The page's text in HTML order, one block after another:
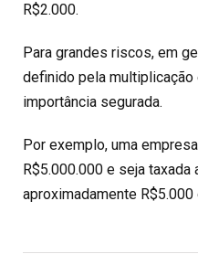
R$2.000.
Para grandes riscos, em
definido pela multiplicação
importância segurada.
Por exemplo, uma
R$5.000.000 e seja taxada
aproximadamente R$5.000